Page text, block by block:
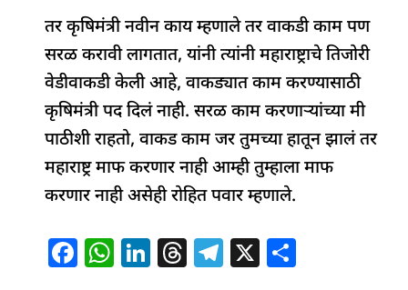
तर कृषिमंत्री नवीन काय म्हणाले तर वाकडी काम पण
सरळ करावी लागतात, यांनी त्यांनी महाराष्ट्राचे तिजोरी
वेडीवाकडी केली आहे, वाकड्यात काम करण्यासाठी
कृषिमंत्री पद दिलं नाही. सरळ काम करणाऱ्यांच्या मी
पाठीशी राहतो, वाकड काम जर तुमच्या हातून झालं तर
महाराष्ट्र माफ करणार नाही आम्ही तुम्हाला माफ
करणार नाही असेही रोहित पवार म्हणाले.
F W Li T T X